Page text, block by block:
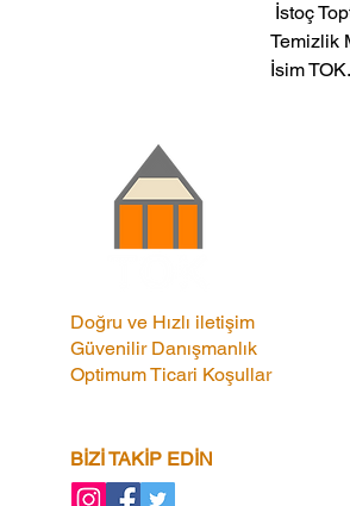
Temizlik
İsim TOK.
Doğru ve Hızlı iletişim
Güvenilir Danışmanlık
Optimum Ticari Koşullar
BİZİ TAKİP EDİN